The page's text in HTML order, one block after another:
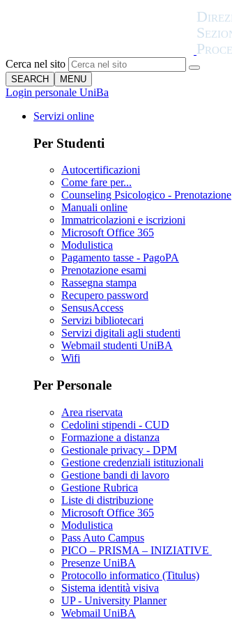
Cerca nel sito
SEARCH MENU
Login personale UniBa
Servizi online
Per Studenti
Autocertificazioni
Come fare per...
Counseling Psicologico - Prenotazione
Manuali online
Immatricolazioni e iscrizioni
Microsoft Office 365
Modulistica
Pagamento tasse - PagoPA
Prenotazione esami
Rassegna stampa
Recupero password
SensusAccess
Servizi bibliotecari
Servizi digitali agli studenti
Webmail studenti UniBA
Wifi
Per Personale
Area riservata
Cedolini stipendi - CUD
Formazione a distanza
Gestionale privacy - DPM
Gestione credenziali istituzionali
Gestione bandi di lavoro
Gestione Rubrica
Liste di distribuzione
Microsoft Office 365
Modulistica
Pass Auto Campus
PICO – PRISMA – INIZIATIVE
Presenze UniBA
Protocollo informatico (Titulus)
Sistema identità visiva
UP - University Planner
Webmail UniBA